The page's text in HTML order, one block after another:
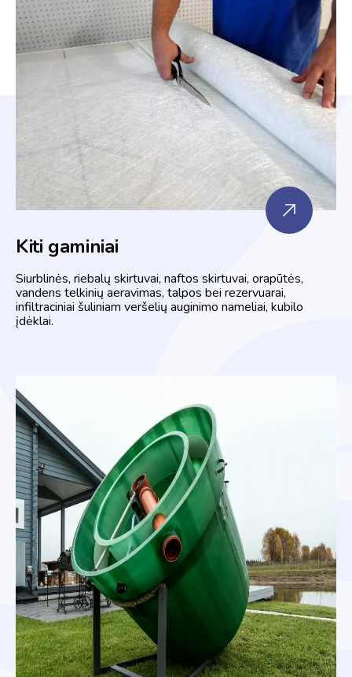
Kiti gaminiai
Siurblinės, riebalų skirtuvai, naftos skirtuvai, orapūtės,
vandens telkinių aeravimas, talpos bei rezervuarai,
infiltraciniai šuliniam veršelių auginimo nameliai, kubilo
įdėklai.